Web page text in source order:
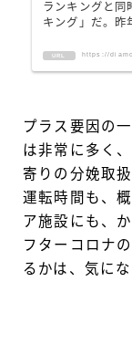
ランキングと同
キング」だ。昨
URL https://
プラス要因の
は非常に多く
寄りの分娩取
運転時間も、
ア施設にも、
フターコロナ
るかは、気に